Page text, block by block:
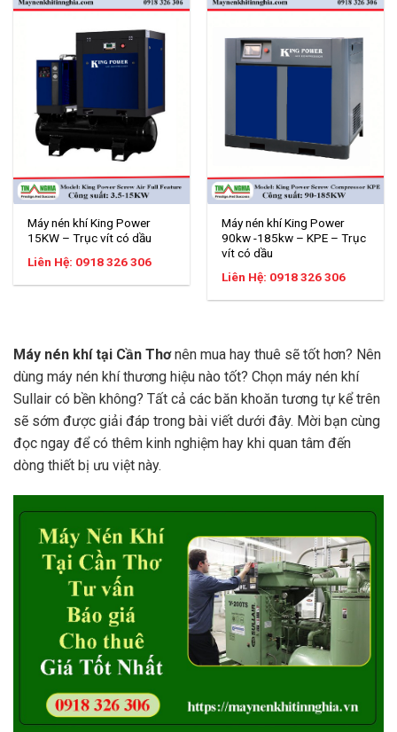
Máy nén khí King Power
15KW – Trục vít có dầu
Liên Hệ: 0918 326 306
Máy nén khí King Power
90kw -185kw – KPE – Trục
vít có dầu
Liên Hệ: 0918 326 306
Máy nén khí tại Cần Thơnên mua hay thuê sẽ tốt hơn? Nên
dùng máy nén khí thương hiệu nào tốt? Chọn máy nén khí
Sullair có bền không? Tất cả các băn khoăn tương tự kể trên
sẽ sớm được giải đáp trong bài viết dưới đây. Mời bạn cùng
đọc ngay để có thêm kinh nghiệm hay khi quan tâm đến
dòng thiết bị ưu việt này.